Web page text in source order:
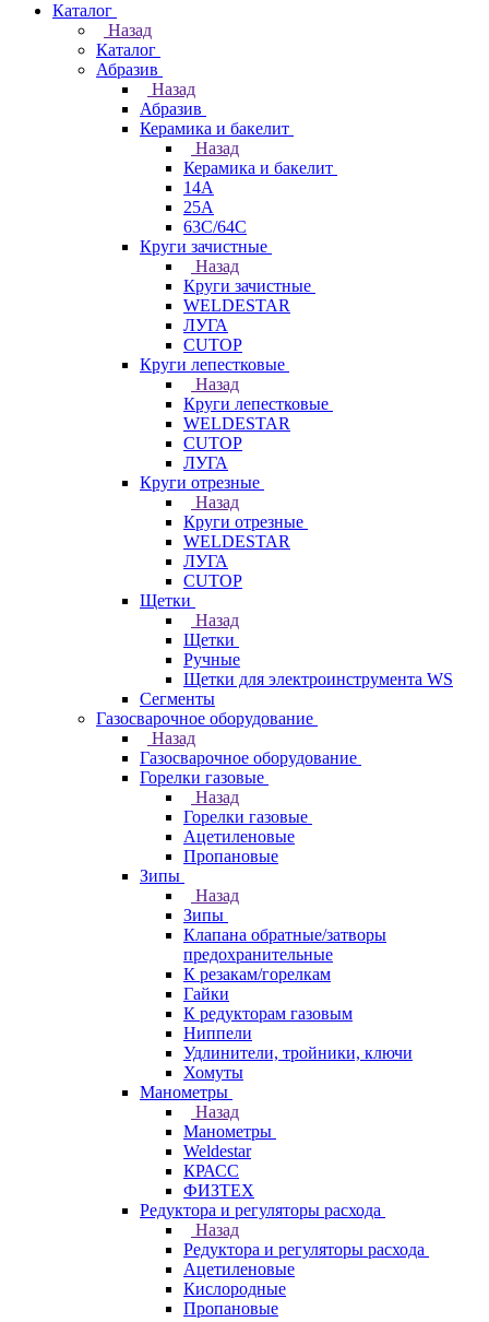
Каталог
Назад
Каталог
Абразив
Назад
Абразив
Керамика и бакелит
Назад
Керамика и бакелит
14А
25А
63С/64С
Круги зачистные
Назад
Круги зачистные
WELDESTAR
ЛУГА
CUTOP
Круги лепестковые
Назад
Круги лепестковые
WELDESTAR
CUTOP
ЛУГА
Круги отрезные
Назад
Круги отрезные
WELDESTAR
ЛУГА
CUTOP
Щетки
Назад
Щетки
Ручные
Щетки для электроинструмента WS
Сегменты
Газосварочное оборудование
Назад
Газосварочное оборудование
Горелки газовые
Назад
Горелки газовые
Ацетиленовые
Пропановые
Зипы
Назад
Зипы
Клапана обратные/затворы
предохранительные
К резакам/горелкам
Гайки
К редукторам газовым
Ниппели
Удлинители, тройники, ключи
Хомуты
Манометры
Назад
Манометры
Weldestar
КРАСС
ФИЗТЕХ
Редуктора и регуляторы расхода
Назад
Редуктора и регуляторы расхода
Ацетиленовые
Кислородные
Пропановые